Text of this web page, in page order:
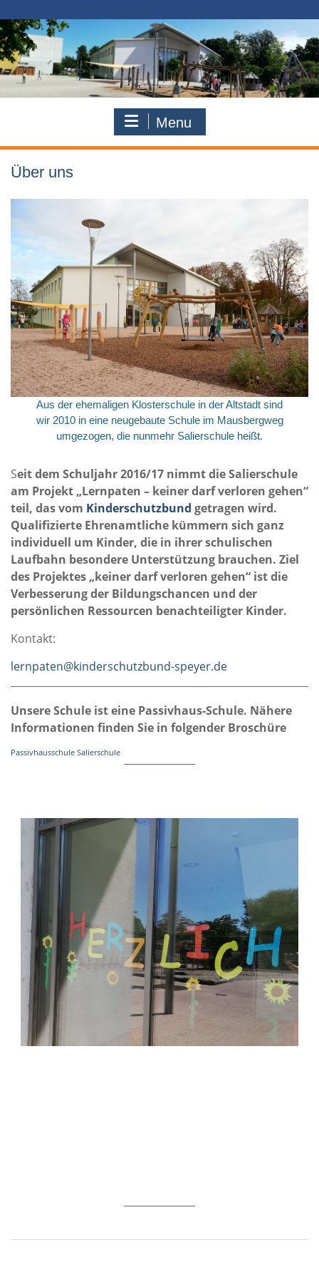
to
content
Menu
Über uns
Aus der ehemaligen Klosterschule in der Altstadt sind
wir 2010 in eine neugebaute Schule im Mausbergweg
umgezogen, die nunmehr Salierschule heißt.
Seit dem Schuljahr 2016/17 nimmt die Salierschule
am Projekt „Lernpaten – keiner darf verloren gehen“
teil, das vom Kinderschutzbund getragen wird.
Qualifizierte Ehrenamtliche kümmern sich ganz
individuell um Kinder, die in ihrer schulischen
Laufbahn besondere Unterstützung brauchen. Ziel
des Projektes „keiner darf verloren gehen“ ist die
Verbesserung der Bildungschancen und der
persönlichen Ressourcen benachteiligter Kinder.
Kontakt:
lernpaten@kinderschutzbund-speyer.de
Unsere Schule ist eine Passivhaus-Schule. Nähere
Informationen finden Sie in folgender Broschüre
Passivhausschule Salierschule